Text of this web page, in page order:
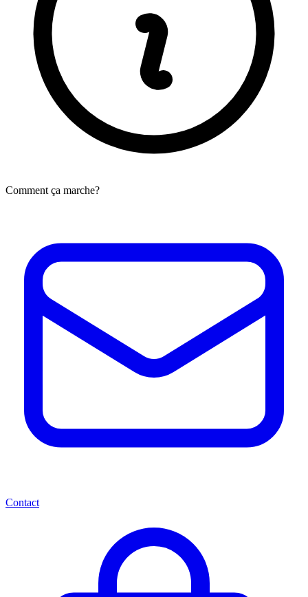
Comment ça marche?
Contact